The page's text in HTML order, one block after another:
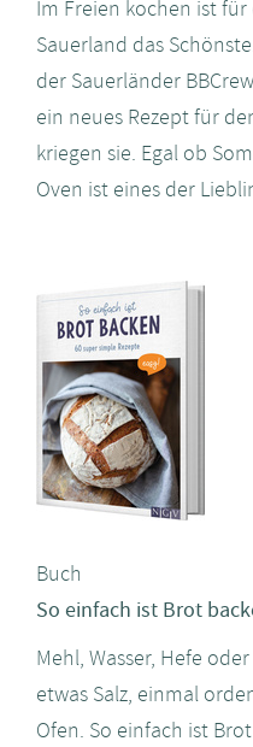
Im Freien kochen ist
Sauerland das
der Sauerländer
ein neues Rezept für
kriegen sie. Egal ob
Oven ist eines der
Buch
So einfach ist Brot
Mehl, Wasser, Hefe
etwas Salz, einmal
Ofen. So einfach ist